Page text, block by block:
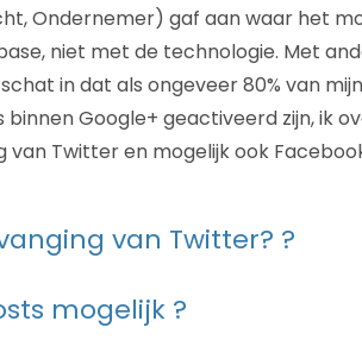
Ondernemer) gaf aan waar het
niet met de technologie. Met
in dat als ongeveer 80% van
binnen Google+ geactiveerd zijn, ik
Twitter en mogelijk ook
van Twitter? ?
mogelijk ?